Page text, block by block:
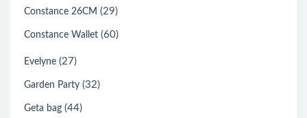
Constance 26CM (29)
Constance Wallet (60)
Evelyne (27)
Garden Party (32)
Geta bag (44)